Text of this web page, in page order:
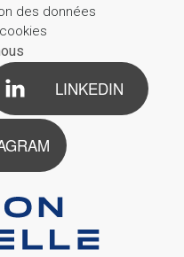
des données
LINKEDIN